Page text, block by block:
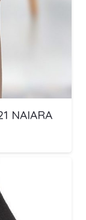
NAIARA